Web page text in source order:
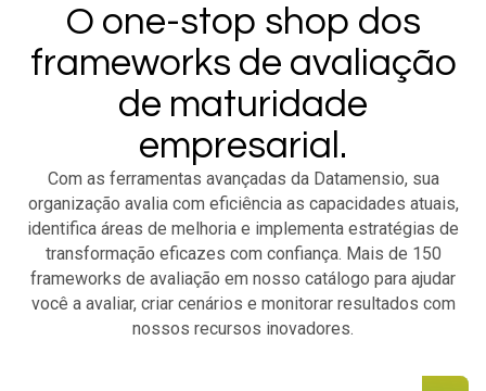
O one-stop shop dos
frameworks de avaliação
de maturidade
empresarial.
Com as ferramentas avançadas da Datamensio, sua
organização avalia com eficiência as capacidades atuais,
identifica áreas de melhoria e implementa estratégias de
transformação eficazes com confiança. Mais de 150
frameworks de avaliação em nosso catálogo para ajudar
você a avaliar, criar cenários e monitorar resultados com
nossos recursos inovadores.